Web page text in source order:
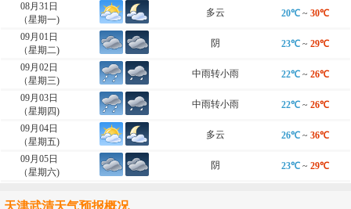
08月31日
（星期一)
多云 20℃ ~ 30℃
09月01日
（星期二)
阴 23℃ ~ 29℃
09月02日
（星期三)
中雨转小雨 22℃ ~ 26℃
09月03日
（星期四)
中雨转小雨 22℃ ~ 26℃
09月04日
（星期五)
多云 26℃ ~ 36℃
09月05日
（星期六)
阴 23℃ ~ 29℃
天津武清天气预报概况